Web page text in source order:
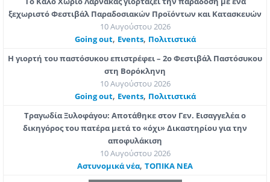
ξεχωριστό Φεστιβάλ Παραδοσιακών Προϊόντων και Κατασκευών
10 Αυγούστου 2026
Going out, Εvents, Πολιτιστικά
Η γιορτή του παστόσυκου επιστρέφει – 2ο Φεστιβάλ Παστόσυκου
στη Βορόκληνη
10 Αυγούστου 2026
Going out, Εvents, Πολιτιστικά
Τραγωδία Ξυλοφάγου: Αποτάθηκε στον Γεν. Εισαγγελέα ο
δικηγόρος του πατέρα μετά το «όχι» Δικαστηρίου για την
αποφυλάκιση
10 Αυγούστου 2026
Aστυνομικά νέα, ΤΟΠΙΚΑ ΝΕΑ